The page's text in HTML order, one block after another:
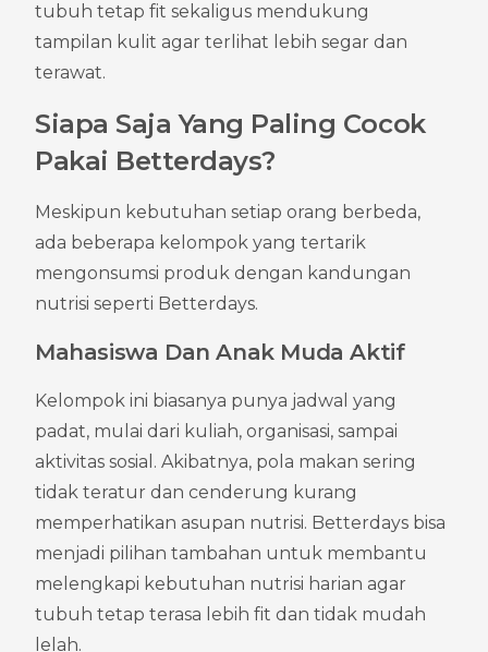
tubuh tetap fit sekaligus mendukung
tampilan kulit agar terlihat lebih segar dan
terawat.
Siapa Saja Yang Paling Cocok
Pakai Betterdays?
Meskipun kebutuhan setiap orang berbeda,
ada beberapa kelompok yang tertarik
mengonsumsi produk dengan kandungan
nutrisi seperti Betterdays.
Mahasiswa Dan Anak Muda Aktif
Kelompok ini biasanya punya jadwal yang
padat, mulai dari kuliah, organisasi, sampai
aktivitas sosial. Akibatnya, pola makan sering
tidak teratur dan cenderung kurang
memperhatikan asupan nutrisi. Betterdays bisa
menjadi pilihan tambahan untuk membantu
melengkapi kebutuhan nutrisi harian agar
tubuh tetap terasa lebih fit dan tidak mudah
lelah.